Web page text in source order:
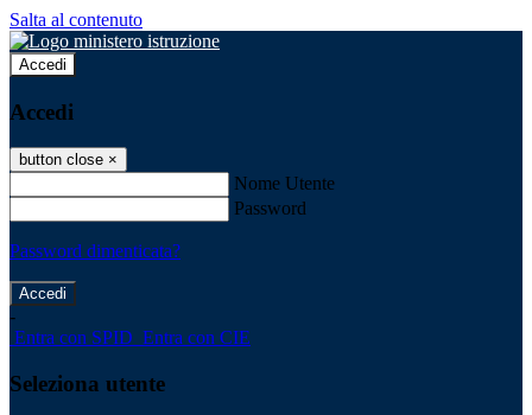
Salta al contenuto
Accedi
Accedi
button close ×
Nome Utente
Password
Password dimenticata?
-
Entra con SPID Entra con CIE
Seleziona utente